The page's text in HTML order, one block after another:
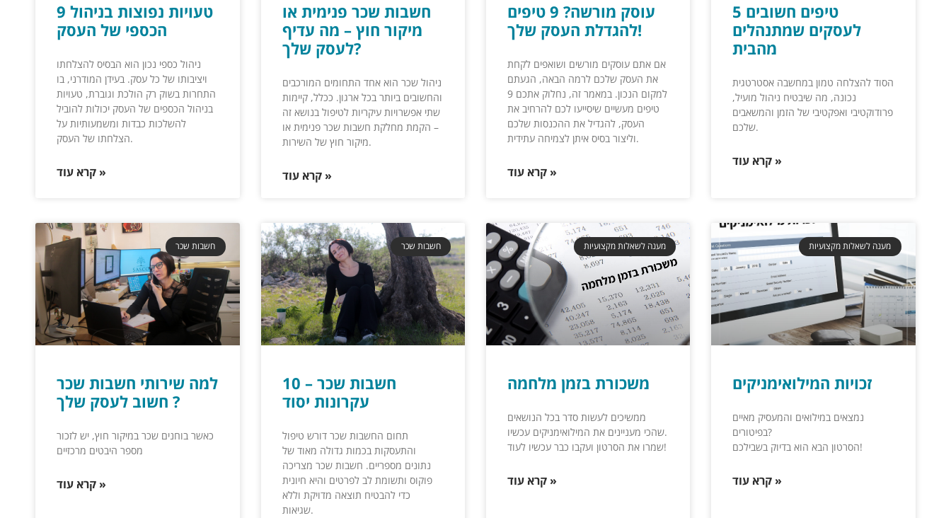
9 טעויות נפוצות בניהול
הכספי של העסק
ניהול כספי נכון הוא הבסיס להצלחתו
ויציבותו של כל עסק. בעידן המודרני, בו
התחרות בשוק רק הולכת וגוברת, טעויות
בניהול הכספים של העסק יכולות להוביל
להשלכות כבדות ומשמעותיות על
הצלחתו של העסק.
קרא עוד »
חשבות שכר פנימית או
מיקור חוץ – מה עדיף
לעסק שלך?
ניהול שכר הוא אחד התחומים המורכבים
והחשובים ביותר בכל ארגון. ככלל, קיימות
שתי אפשרויות עיקריות לטיפול בנושא זה
– הקמת מחלקת חשבות שכר פנימית או
מיקור חוץ של השירות.
קרא עוד »
עוסק מורשה? 9 טיפים
להגדלת העסק שלך!
אם אתם עוסקים מורשים ושואפים לקחת
את העסק שלכם לרמה הבאה, הגעתם
למקום הנכון. במאמר זה, נחלוק אתכם 9
טיפים מעשיים שיסייעו לכם להרחיב את
העסק, להגדיל את ההכנסות שלכם
וליצור בסיס איתן לצמיחה עתידית.
קרא עוד »
5 טיפים חשובים
לעסקים שמתנהלים
מהבית
הסוד להצלחה טמון במחשבה אסטרטגית
נכונה, מה שיבטיח ניהול מועיל,
פרודוקטיבי ואפקטיבי של הזמן והמשאבים
שלכם.
קרא עוד »
חשבות שכר
למה שירותי חשבות שכר
חשוב לעסק שלך ?
כאשר בוחנים שכר במיקור חוץ, יש לזכור
מספר היבטים מרכזיים
קרא עוד »
חשבות שכר
חשבות שכר – 10
עקרונות יסוד
תחום החשבות שכר דורש טיפול
והתעסקות בכמות גדולה מאוד של
נתונים מספריים. חשבות שכר מצריכה
פוקוס ותשומת לב לפרטים והיא חיונית
כדי להבטיח תוצאה מדויקת וללא
שגיאות.
מענה לשאלות מקצועיות
משכורת בזמן מלחמה
ממשיכים לעשות סדר בכל הנושאים
שהכי מעניינים את המילואימניקים עכשיו.
שמרו את הסרטון ועקבו כבר עכשיו לעוד!
קרא עוד »
מענה לשאלות מקצועיות
זכויות המילואימניקים
נמצאים במילואים והמעסיק מאיים
בפיטורים?
הסרטון הבא הוא בדיוק בשבילכם!
קרא עוד »